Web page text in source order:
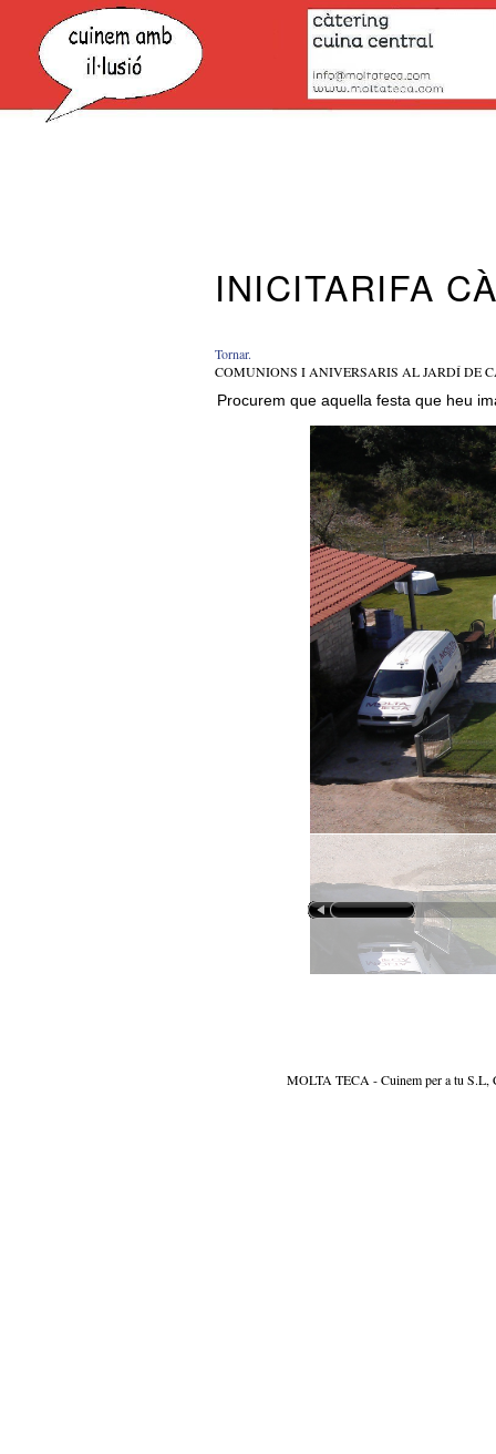
INICITARIFA
Tornar.
COMUNIONS I ANIVERSARIS AL JARDÍ DE
Procurem que aquella festa que heu
MOLTA TECA - Cuinem per a tu S.L,